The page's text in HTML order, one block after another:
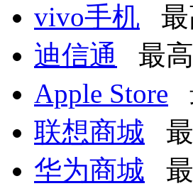
vivo手机 最
迪信通
最
Apple Store
联想商城
华为商城